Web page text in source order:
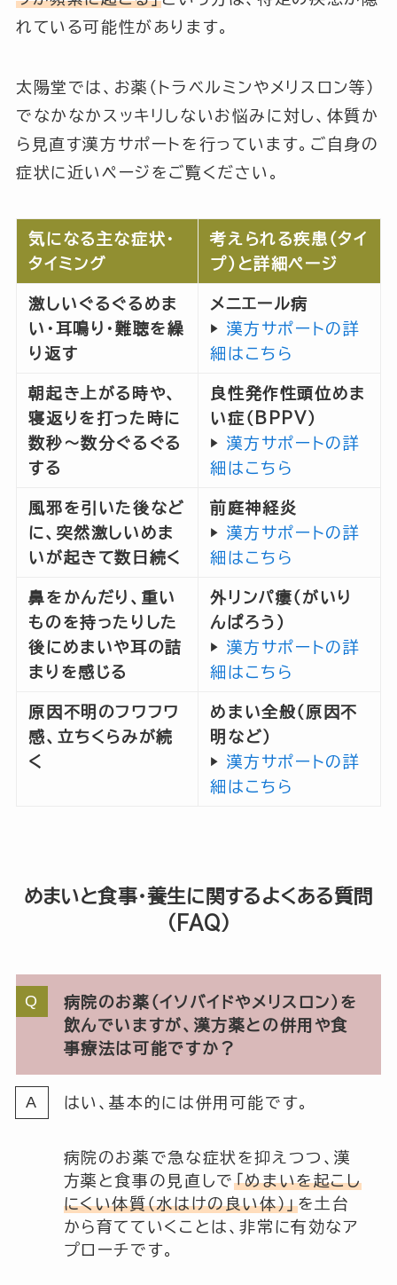
れている可能性があります。
太陽堂では、お薬（トラベルミンやメリスロン等）
でなかなかスッキリしないお悩みに対し、体質か
ら見直す漢方サポートを行っています。ご自身の
症状に近いページをご覧ください。
気になる主な症状・
タイミング
考えられる疾患（タイ
プ）と詳細ページ
激しいぐるぐるめま
い・耳鳴り・難聴を繰
り返す
メニエール病
▶︎ 漢方サポートの詳
細はこちら
朝起き上がる時や、
寝返りを打った時に
数秒〜数分ぐるぐる
する
良性発作性頭位めま
い症（BPPV）
▶︎ 漢方サポートの詳
細はこちら
風邪を引いた後など
に、突然激しいめま
いが起きて数日続く
前庭神経炎
▶︎ 漢方サポートの詳
細はこちら
鼻をかんだり、重い
ものを持ったりした
後にめまいや耳の詰
まりを感じる
外リンパ瘻（がいり
んぱろう）
▶︎ 漢方サポートの詳
細はこちら
原因不明のフワフワ
感、立ちくらみが続
く
めまい全般（原因不
明など）
▶︎ 漢方サポートの詳
細はこちら
めまいと食事・養生に関するよくある質問
（FAQ）
病院のお薬（イソバイドやメリスロン）を
飲んでいますが、漢方薬との併用や食
事療法は可能ですか？
はい、基本的には併用可能です。
病院のお薬で急な症状を抑えつつ、漢
方薬と食事の見直しで 「めまいを起こし
にくい体質（水はけの良い体）」を土台
から育てていくことは、非常に有効なア
プローチです。